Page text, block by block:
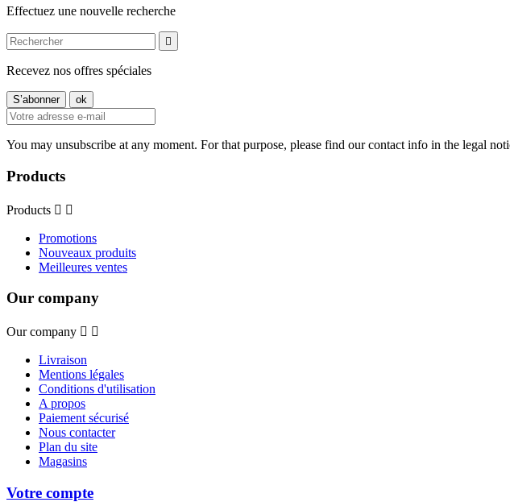
Effectuez une nouvelle recherche

Recevez nos offres spéciales
You may unsubscribe at any moment. For that purpose, please find our contact info in the legal
Products
Products  
Promotions
Nouveaux produits
Meilleures ventes
Our company
Our company  
Livraison
Mentions légales
Conditions d'utilisation
A propos
Paiement sécurisé
Nous contacter
Plan du site
Magasins
Votre compte